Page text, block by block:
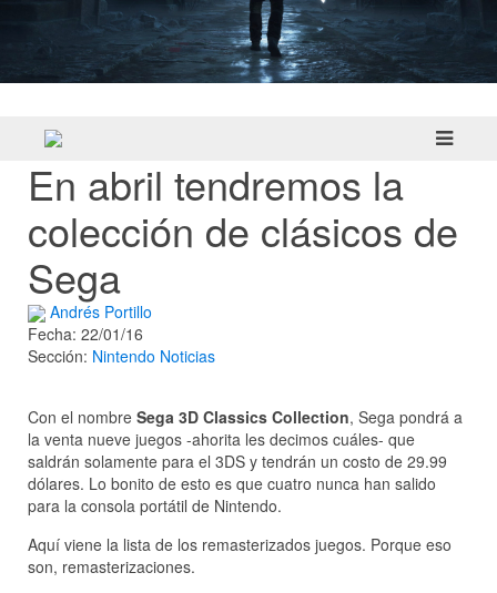
En abril tendremos la
colección de clásicos de
Sega
Andrés Portillo
Fecha: 22/01/16
Sección: Nintendo Noticias
Con el nombre Sega 3D Classics Collection, Sega pondrá a
la venta nueve juegos -ahorita les decimos cuáles- que
saldrán solamente para el 3DS y tendrán un costo de 29.99
dólares. Lo bonito de esto es que cuatro nunca han salido
para la consola portátil de Nintendo.
Aquí viene la lista de los remasterizados juegos. Porque eso
son, remasterizaciones.